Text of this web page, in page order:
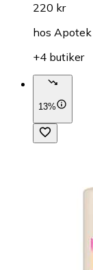
220 kr
hos
+4 butiker
13%